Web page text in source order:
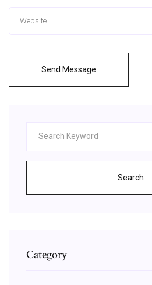
Send Message
Search
Category